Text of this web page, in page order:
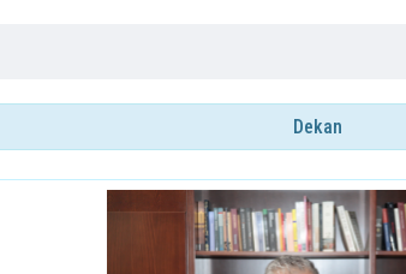
Dekan